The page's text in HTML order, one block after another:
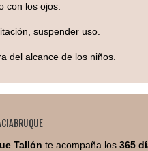
con los ojos.
suspender uso.
del alcance de los niños.
Tallón te acompaña los 365